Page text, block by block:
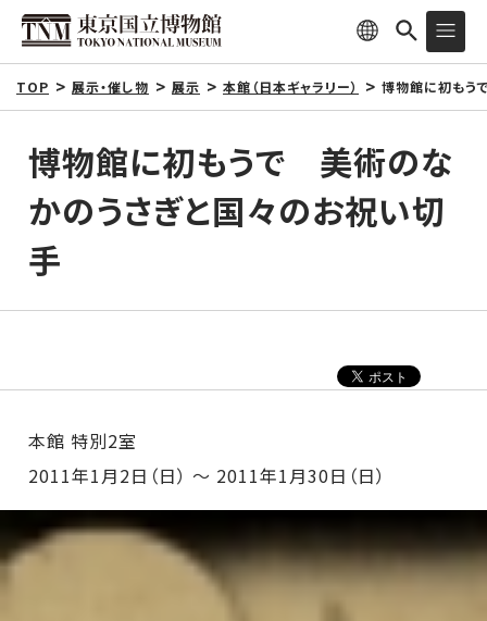
TOP 展示・催し物 展示 本館（日本ギャラリー） 博物館に初もう
博物館に初もうで 美術のな
かのうさぎと国々のお祝い切
手
本館 特別2室
2011年1月2日（日） ～ 2011年1月30日（日）